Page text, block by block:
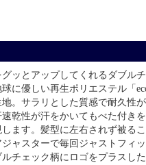
ッとアップしてくれるダブル
に優しい再生ポリエステル「
。サラリとした質感で耐久性
乾性が汗をかいてもべた付き
します。髪型に左右されず被る
ャスターで毎回ジャストフィ
ルチェック柄にロゴをプラスし